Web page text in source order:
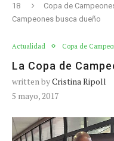
18
Copa de
Campeones busca dueño
Actualidad Copa de
La Copa de
written byCristina Ripoll
5 mayo, 2017